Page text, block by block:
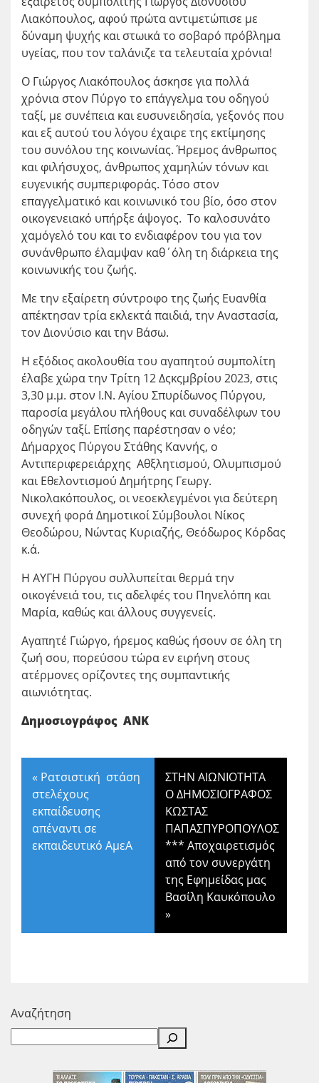
Λιακόπουλος, αφού πρώτα αντιμετώπισε με
δύναμη ψυχής και στωικά το σοβαρό πρόβλημα
υγείας, που τον ταλάνιζε τα τελευταία χρόνια!
Ο Γιώργος Λιακόπουλος άσκησε για πολλά
χρόνια στον Πύργο το επάγγελμα του οδηγού
ταξί, με συνέπεια και ευσυνειδησία, γεξονός που
και εξ αυτού του λόγου έχαιρε της εκτίμησης
του συνόλου της κοινωνίας. Ήρεμος άνθρωπος
και φιλήσυχος, άνθρωπος χαμηλών τόνων και
ευγενικής συμπεριφοράς. Τόσο στον
επαγγελματικό και κοινωνικό του βίο, όσο στον
οικογενειακό υπήρξε άψογος. Το καλοσυνάτο
χαμόγελό του και το ενδιαφέρον του για τον
συνάνθρωπο έλαμψαν καθ΄όλη τη διάρκεια της
κοινωνικής του ζωής.
Με την εξαίρετη σύντροφο της ζωής Ευανθία
απέκτησαν τρία εκλεκτά παιδιά, την Αναστασία,
τον Διονύσιο και την Βάσω.
Η εξόδιος ακολουθία του αγαπητού συμπολίτη
έλαβε χώρα την Τρίτη 12 Δςκςμβρίου 2023, στις
3,30 μ.μ. στον Ι.Ν. Αγίου Σπυρίδωνος Πύργου,
παροσία μεγάλου πλήθους και συναδέλφων του
οδηγών ταξί. Επίσης παρέστησαν ο νέο;
Δήμαρχος Πύργου Στάθης Καννής, ο
Αντιπεριφερειάρχης Αθξλητισμού, Ολυμπισμού
και Εθελοντισμού Δημήτρης Γεωργ.
Νικολακόπουλος, οι νεοεκλεγμένοι για δεύτερη
συνεχή φορά Δημοτικοί Σύμβουλοι Νίκος
Θεοδώρου, Νώντας Κυριαζής, Θεόδωρος Κόρδας
κ.ά.
Η ΑΥΓΗ Πύργου συλλυπείται θερμά την
οικογένειά του, τις αδελφές του Πηνελόπη και
Μαρία, καθώς και άλλους συγγενείς.
Αγαπητέ Γιώργο, ήρεμος καθώς ήσουν σε όλη τη
ζωή σου, πορεύσου τώρα εν ειρήνη στους
ατέρμονες ορίζοντες της συμπαντικής
αιωνιότητας.
Δημοσιογράφος ΑΝΚ
« Ρατσιστική στάση
στελέχους
εκπαίδευσης
απέναντι σε
εκπαιδευτικό ΑμεΑ
ΣΤΗΝ ΑΙΩΝΙΟΤΗΤΑ
Ο ΔΗΜΟΣΙΟΓΡΑΦΟΣ
ΚΩΣΤΑΣ
ΠΑΠΑΣΠΥΡΟΠΟΥΛΟΣ
*** Αποχαιρετισμός
από τον συνεργάτη
της Εφημείδας μας
Βασίλη Καυκόπουλο
»
Αναζήτηση